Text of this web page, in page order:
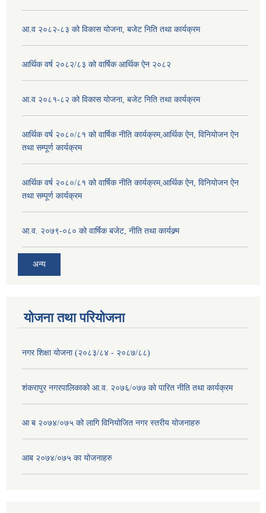
आ.व २०८२-८३ को विकास योजना, बजेट निति तथा कार्यक्रम
आर्थिक वर्ष २०८२/८३ को वार्षिक आर्थिक ऐन २०८२
आ.व २०८१-८२ को विकास योजना, बजेट निति तथा कार्यक्रम
आर्थिक वर्ष २०८०/८१ को वार्षिक नीति कार्यक्रम,आर्थिक ऐन, विनियोजन ऐन
तथा सम्पूर्ण कार्यक्रम
आर्थिक वर्ष २०८०/८१ को वार्षिक नीति कार्यक्रम,आर्थिक ऐन, विनियोजन ऐन
तथा सम्पूर्ण कार्यक्रम
आ.व. २०७९-०८० को वार्षिक बजेट, नीति तथा कार्यक्र्म
अन्य
योजना तथा परियोजना
नगर शिक्षा योजना (२०८३/८४ - २०८७/८८)
शंकरापुर नगरपालिकाको आ.व. २०७६/०७७ को पारित नीति तथा कार्यक्रम
आ ब २०७४/०७५ को लागि विनियोजित नगर स्तरीय योजनाहरु
आब २०७४/०७५ का योजनाहरु